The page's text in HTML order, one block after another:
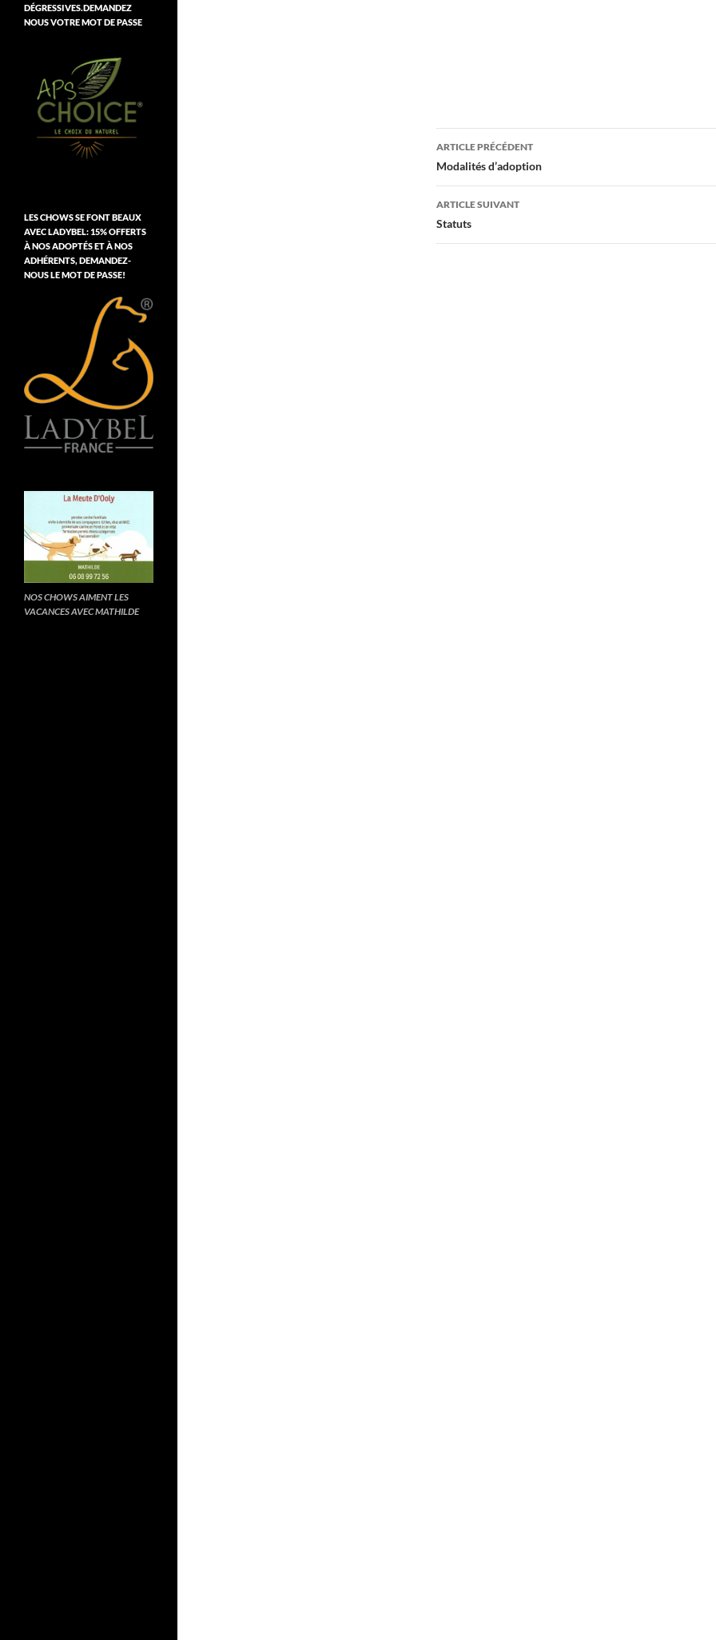
Navigation
des
articles
ARTICLE PRÉCÉDENT
Modalités d’adoption
ARTICLE SUIVANT
Statuts
DÉGRESSIVES.DEMANDEZ
NOUS VOTRE MOT DE PASSE
LES CHOWS SE FONT BEAUX
AVEC LADYBEL: 15% OFFERTS
À NOS ADOPTÉS ET À NOS
ADHÉRENTS, DEMANDEZ-
NOUS LE MOT DE PASSE!
NOS CHOWS AIMENT LES
VACANCES AVEC MATHILDE